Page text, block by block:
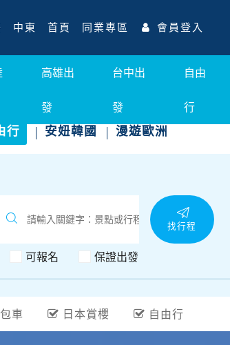
中東 首頁 同業專區 會員登入
高雄出
發
台中出
發
自由
行
行 安妞韓國 漫遊歐洲
可報名 保證出發
找行程
車 日本賞櫻 自由行